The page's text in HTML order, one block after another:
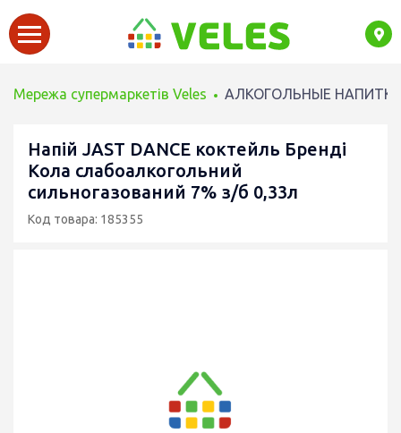
Мережа супермаркетів Veles АЛКОГОЛЬНЫЕ
Напій JAST DANCE коктейль Бренді
Кола слабоалкогольний
сильногазований 7% з/б 0,33л
Код товара: 185355